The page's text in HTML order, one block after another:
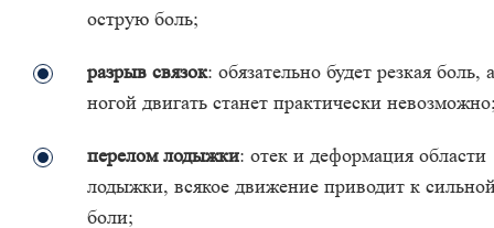
острую боль;
разрыв связок: обязательно будет резкая боль, а
ногой двигать станет практически
перелом лодыжки: отек и деформация области
лодыжки, всякое движение приводит к
боли;